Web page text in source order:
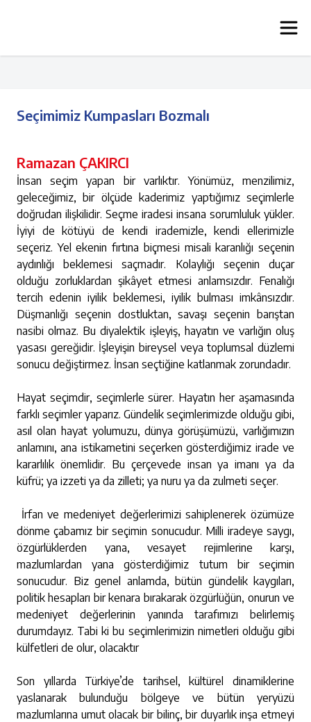
Seçimimiz Kumpasları Bozmalı
Ramazan ÇAKIRCI
İnsan seçim yapan bir varlıktır. Yönümüz, menzilimiz,
geleceğimiz, bir ölçüde kaderimiz yaptığımız seçimlerle
doğrudan ilişkilidir. Seçme iradesi insana sorumluluk yükler.
İyiyi de kötüyü de kendi irademizle, kendi ellerimizle
seçeriz. Yel ekenin fırtına biçmesi misali karanlığı seçenin
aydınlığı beklemesi saçmadır. Kolaylığı seçenin duçar
olduğu zorluklardan şikâyet etmesi anlamsızdır. Fenalığı
tercih edenin iyilik beklemesi, iyilik bulması imkânsızdır.
Düşmanlığı seçenin dostluktan, savaşı seçenin barıştan
nasibi olmaz. Bu diyalektik işleyiş, hayatın ve varlığın oluş
yasası gereğidir. İşleyişin bireysel veya toplumsal düzlemi
sonucu değiştirmez. İnsan seçtiğine katlanmak zorundadır.
Hayat seçimdir, seçimlerle sürer. Hayatın her aşamasında
farklı seçimler yaparız. Gündelik seçimlerimizde olduğu gibi,
asıl olan hayat yolumuzu, dünya görüşümüzü, varlığımızın
anlamını, ana istikametini seçerken gösterdiğimiz irade ve
kararlılık önemlidir. Bu çerçevede insan ya imanı ya da
küfrü; ya izzeti ya da zilleti; ya nuru ya da zulmeti seçer.
İrfan ve medeniyet değerlerimizi sahiplenerek özümüze
dönme çabamız bir seçimin sonucudur. Milli iradeye saygı,
özgürlüklerden yana, vesayet rejimlerine karşı,
mazlumlardan yana gösterdiğimiz tutum bir seçimin
sonucudur. Biz genel anlamda, bütün gündelik kaygıları,
politik hesapları bir kenara bırakarak özgürlüğün, onurun ve
medeniyet değerlerinin yanında tarafımızı belirlemiş
durumdayız. Tabi ki bu seçimlerimizin nimetleri olduğu gibi
külfetleri de olur, olacaktır
Son yıllarda Türkiye’de tarihsel, kültürel dinamiklerine
yaslanarak bulunduğu bölgeye ve bütün yeryüzü
mazlumlarına umut olacak bir bilinç, bir duyarlık inşa etmeyi